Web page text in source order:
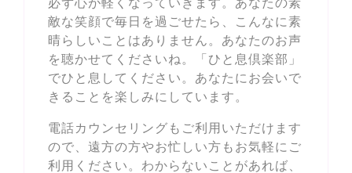
敵な笑顔で毎日を過ごせたら、こんなに素
晴らしいことはありません。あなたのお声
を聴かせてくださいね。「ひと息倶楽部」
でひと息してください。あなたにお会いで
きることを楽しみにしています。
電話カウンセリングもご利用いただけます
ので、遠方の方やお忙しい方もお気軽にご
利用ください。わからないことがあれば、